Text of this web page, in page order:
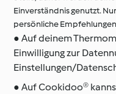
Einverständnis genutzt.
persönliche
● Auf deinem
Einwilligung zur
Einstellungen/
● Auf Cookidoo®